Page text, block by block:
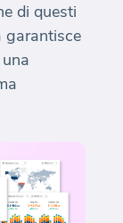
di questi
garantisce